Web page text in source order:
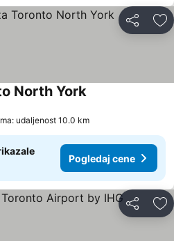
Deli
North York
udaljenost 10.0 km
Pogledaj cene
Deli